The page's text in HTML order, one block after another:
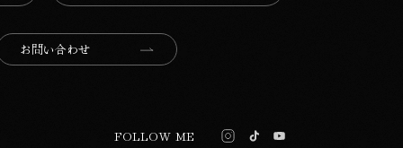
お問い合わせ
FOLLOW ME